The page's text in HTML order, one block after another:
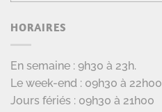
HORAIRES
En semaine : 9h30 à 23h.
Le week-end : 09h30 à 22h00
Jours fériés : 09h30 à 21h00